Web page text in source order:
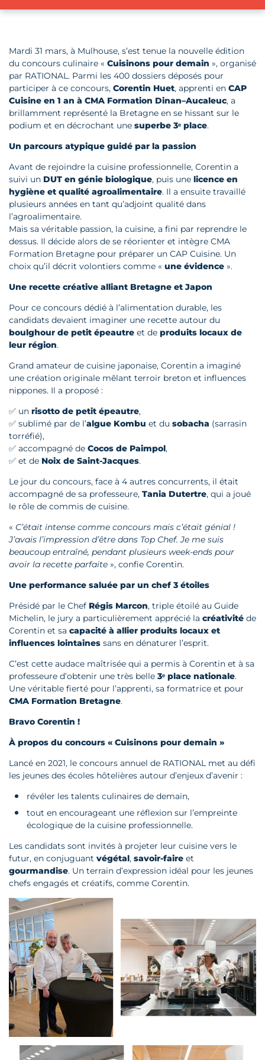
Mardi 31 mars, à Mulhouse, s’est tenue la nouvelle édition
du concours culinaire « Cuisinons pour demain », organisé
par RATIONAL. Parmi les 400 dossiers déposés pour
participer à ce concours, Corentin Huet, apprenti en CAP
Cuisine en 1 an à CMA Formation Dinan–Aucaleuc, a
brillamment représenté la Bretagne en se hissant sur le
podium et en décrochant une superbe 3ᵉ place.
Un parcours atypique guidé par la passion
Avant de rejoindre la cuisine professionnelle, Corentin a
suivi un DUT en génie biologique, puis une licence en
hygiène et qualité agroalimentaire. Il a ensuite travaillé
plusieurs années en tant qu’adjoint qualité dans
l’agroalimentaire.
Mais sa véritable passion, la cuisine, a fini par reprendre le
dessus. Il décide alors de se réorienter et intègre CMA
Formation Bretagne pour préparer un CAP Cuisine. Un
choix qu’il décrit volontiers comme « une évidence ».
Une recette créative alliant Bretagne et Japon
Pour ce concours dédié à l’alimentation durable, les
candidats devaient imaginer une recette autour du
boulghour de petit épeautre et de produits locaux de
leur région.
Grand amateur de cuisine japonaise, Corentin a imaginé
une création originale mêlant terroir breton et influences
nippones. Il a proposé :
✅ un risotto de petit épeautre,
✅ sublimé par de l’algue Kombu et du sobacha (sarrasin
torréfié),
✅ accompagné de Cocos de Paimpol,
✅ et de Noix de Saint-Jacques.
Le jour du concours, face à 4 autres concurrents, il était
accompagné de sa professeure, Tania Dutertre, qui a joué
le rôle de commis de cuisine.
« C’était intense comme concours mais c’était génial !
J’avais l’impression d’être dans Top Chef. Je me suis
beaucoup entraîné, pendant plusieurs week-ends pour
avoir la recette parfaite », confie Corentin.
Une performance saluée par un chef 3 étoiles
Présidé par le Chef Régis Marcon, triple étoilé au Guide
Michelin, le jury a particulièrement apprécié la créativité de
Corentin et sa capacité à allier produits locaux et
influences lointaines sans en dénaturer l’esprit.
C’est cette audace maîtrisée qui a permis à Corentin et à sa
professeure d’obtenir une très belle 3ᵉ place nationale.
Une véritable fierté pour l’apprenti, sa formatrice et pour
CMA Formation Bretagne.
Bravo Corentin !
À propos du concours « Cuisinons pour demain »
Lancé en 2021, le concours annuel de RATIONAL met au défi
les jeunes des écoles hôtelières autour d’enjeux d’avenir :
révéler les talents culinaires de demain,
tout en encourageant une réflexion sur l’empreinte
écologique de la cuisine professionnelle.
Les candidats sont invités à projeter leur cuisine vers le
futur, en conjuguant végétal, savoir-faire et
gourmandise. Un terrain d’expression idéal pour les jeunes
chefs engagés et créatifs, comme Corentin.